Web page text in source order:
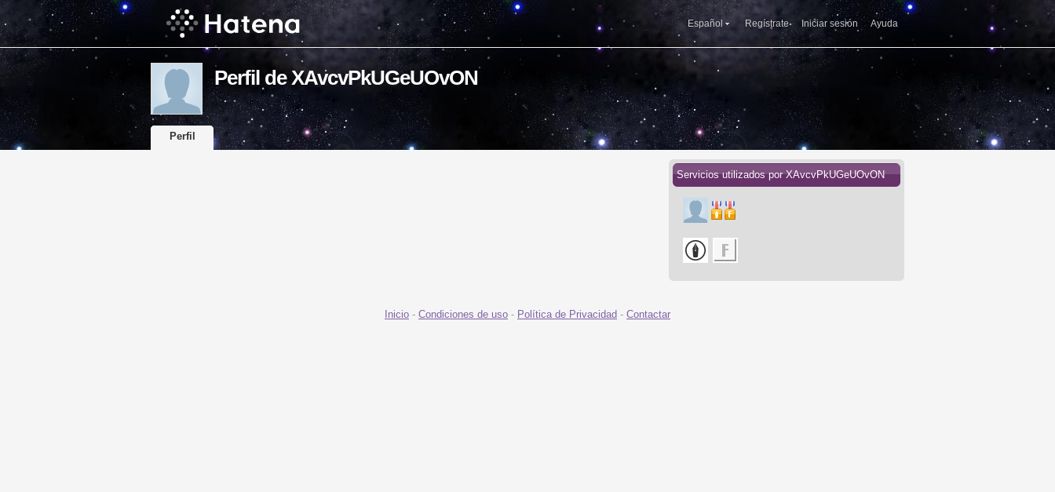
Español Regístrate Iniciar sesión Ayuda
Perfil de XAvcvPkUGeUOvON
Perfil
Servicios utilizados por XAvcvPkUGeUOvON
Inicio - Condiciones de uso - Política de Privacidad - Contactar